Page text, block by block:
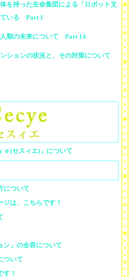
を持った生命集団による「ロボット文
ている Part 1
類の未来について Part 14
ションの状況と、その対策について
ｅ(セスィエ)」について
について
は、こちらです！
ン」の全容について
ついて
す！